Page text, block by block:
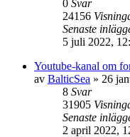
0 Svar
24156
Senaste
5 juli 2022,
Youtube-kanal om
av BalticSea » 26
8 Svar
31905
Senaste
2 april 2022,